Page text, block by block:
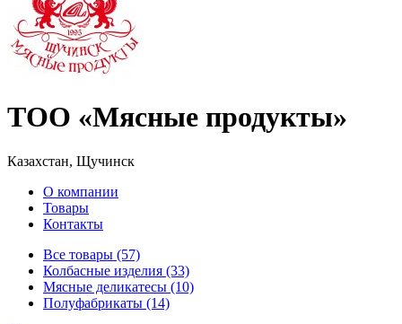
ТОО «Мясные продукты»
Казахстан, Щучинск
О компании
Товары
Контакты
Все товары (57)
Колбасные изделия (33)
Мясные деликатесы (10)
Полуфабрикаты (14)